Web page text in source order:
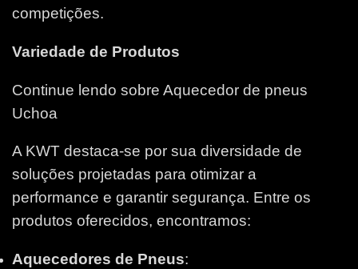
competições.
Variedade de Produtos
Continue lendo sobre Aquecedor de pneus
Uchoa
A KWT destaca-se por sua diversidade de
soluções projetadas para otimizar a
performance e garantir segurança. Entre os
produtos oferecidos, encontramos:
Aquecedores de Pneus: